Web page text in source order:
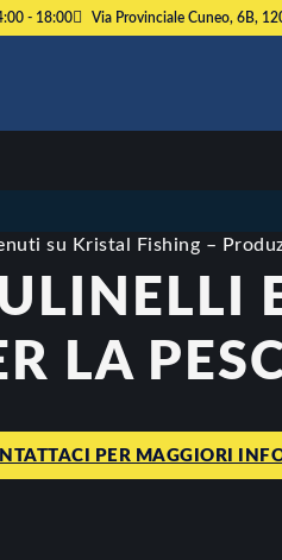
- 18:00 Via Provinciale Cuneo, 6B,
su Kristal Fishing –
LA
PER MAGGIORI